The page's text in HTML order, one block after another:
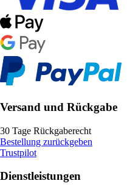
Versand und Rückgabe
30 Tage Rückgaberecht
Bestellung zurückgeben
Trustpilot
Dienstleistungen